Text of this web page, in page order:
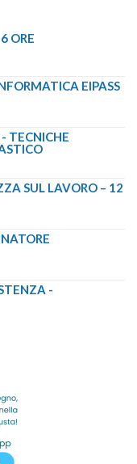
ORE
EIPASS
TECNICHE
SUL LAVORO – 12
-